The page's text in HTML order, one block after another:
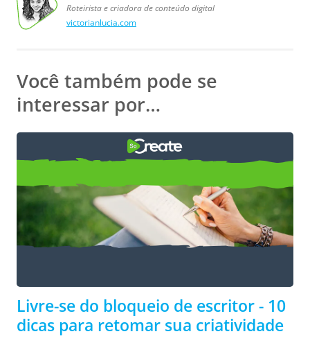
Victoria
Lucia,
Roteirista
e criadora
de conteúdo
digital
Roteirista e criadora de conteúdo digital
victorianlucia.com
Você também pode se
interessar por…
Livre-se do bloqueio de
escritor!
Livre-se do bloqueio de escritor - 10
dicas para retomar sua criatividade